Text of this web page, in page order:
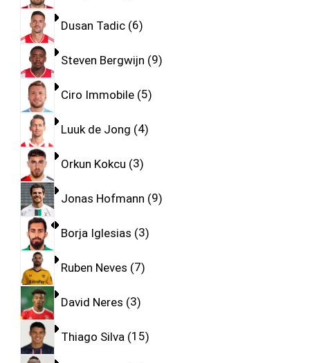
Dusan Tadic 6
Steven Bergwijn 9
Ciro Immobile 5
Luuk de Jong 4
Orkun Kokcu 3
Jonas Hofmann 9
Borja Iglesias 3
Ruben Neves 7
David Neres 3
Thiago Silva 15